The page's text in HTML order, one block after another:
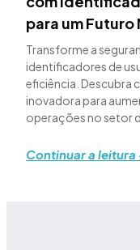
para um Futuro
Transforme a
identificadores de
eficiência. Descubra
inovadora para
operações no setor
Continuar a leitura